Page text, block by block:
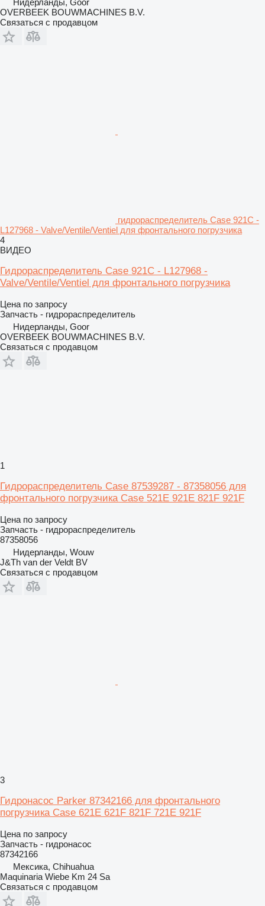
OVERBEEK BOUWMACHINES B.V.
Связаться с продавцом
гидрораспределитель Case 921C -
L127968 - Valve/Ventile/Ventiel для фронтального погрузчика
4
ВИДЕО
Гидрораспределитель Case 921C - L127968 -
Valve/Ventile/Ventiel для фронтального погрузчика
Цена по запросу
Запчасть - гидрораспределитель
Нидерланды, Goor
OVERBEEK BOUWMACHINES B.V.
Связаться с продавцом
1
Гидрораспределитель Case 87539287 - 87358056 для
фронтального погрузчика Case 521E 921E 821F 921F
Цена по запросу
Запчасть - гидрораспределитель
87358056
Нидерланды, Wouw
J&Th van der Veldt BV
Связаться с продавцом
3
Гидронасос Parker 87342166 для фронтального
погрузчика Case 621E 621F 821F 721E 921F
Цена по запросу
Запчасть - гидронасос
87342166
Мексика, Chihuahua
Maquinaria Wiebe Km 24 Sa
Связаться с продавцом